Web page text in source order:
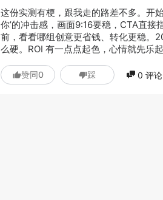
这份实测有梗，跟我走的路差不多。开
你’的冲击感，画面9:16要稳，CTA直
前，看看哪组创意更省钱、转化更稳。
么硬。ROI 有一点点起色，心情就先乐
赞同0 踩 0 评论